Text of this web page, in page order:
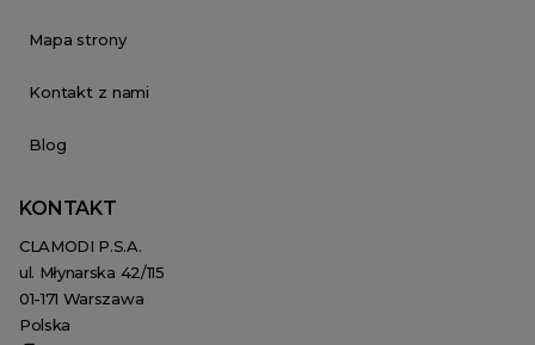
Mapa strony
Kontakt z nami
Blog
KONTAKT
CLAMODI P.S.A.
ul. Młynarska 42/115
01-171 Warszawa
Polska